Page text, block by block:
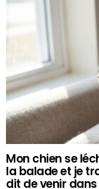
Mon chien se
la balade et je
dit de venir dans